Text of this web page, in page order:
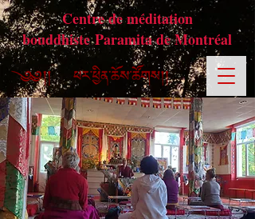
Centre de méditation
bouddhiste Paramita de Montréal